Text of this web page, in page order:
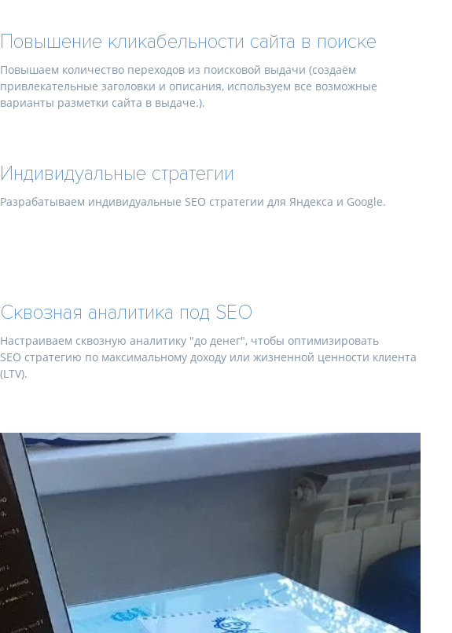
Повышение кликабельности сайта в поиске
Повышаем количество переходов из поисковой выдачи (создаём
привлекательные заголовки и описания, используем все возможные
варианты разметки сайта в выдаче.).
Индивидуальные стратегии
Разрабатываем индивидуальные SEO стратегии для Яндекса и Google.
Сквозная аналитика под SEO
Настраиваем сквозную аналитику "до денег", чтобы оптимизировать
SEO стратегию по максимальному доходу или жизненной ценности клиента
(LTV).